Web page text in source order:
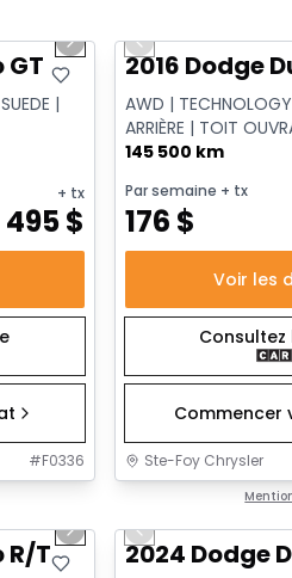
Next slide
GT
|
|
+ tx
495$
#F0336
Previous slide
2016 Dodge
AWD |
ARRIÈRE | TOIT
REMORQUAGE
145 500 km
Par semaine + tx
176 $
Voir les
Commencer
Ste-Foy Chrysler
Next slide
R/T
Très bonne offre
Previous slide
2024 Dodge